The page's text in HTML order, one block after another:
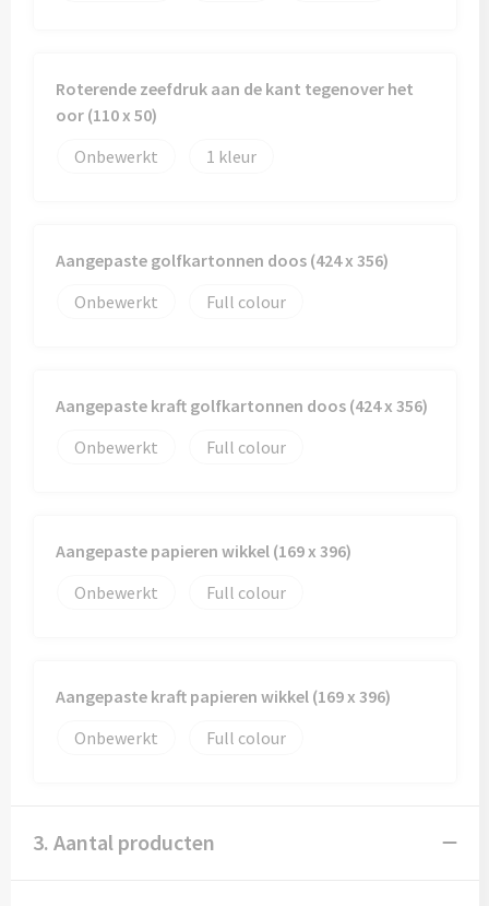
Roterende zeefdruk aan de kant tegenover het
oor (110 x 50)
Onbewerkt
1
Aangepaste golfkartonnen doos (424 x 356)
Onbewerkt
Full colour
Aangepaste kraft golfkartonnen doos (424 x 356)
Onbewerkt
Full colour
Aangepaste papieren wikkel (169 x 396)
Onbewerkt
Full colour
Aangepaste kraft papieren wikkel (169 x 396)
Onbewerkt
Full colour
3. Aantal producten